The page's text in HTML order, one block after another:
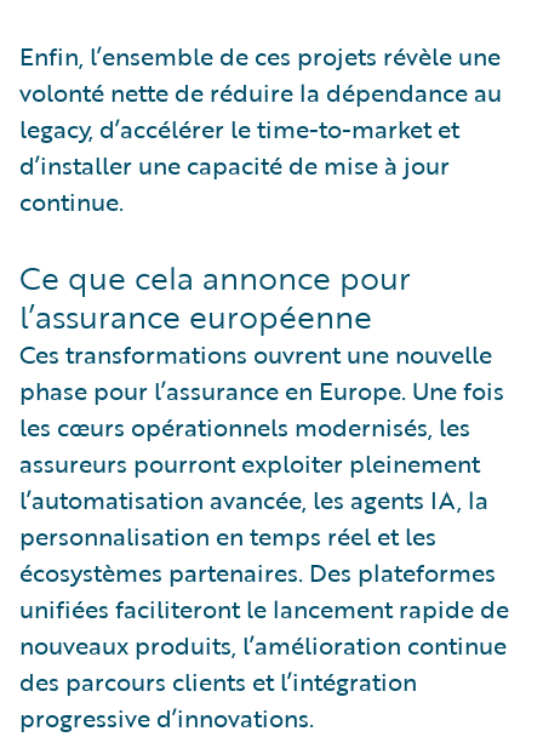
Enfin, l’ensemble de ces projets révèle une
volonté nette de réduire la dépendance au
legacy, d’accélérer le time-to-market et
d’installer une capacité de mise à jour
continue.
Ce que cela annonce pour
l’assurance européenne
Ces transformations ouvrent une nouvelle
phase pour l’assurance en Europe. Une fois
les cœurs opérationnels modernisés, les
assureurs pourront exploiter pleinement
l’automatisation avancée, les agents IA, la
personnalisation en temps réel et les
écosystèmes partenaires. Des plateformes
unifiées faciliteront le lancement rapide de
nouveaux produits, l’amélioration continue
des parcours clients et l’intégration
progressive d’innovations.